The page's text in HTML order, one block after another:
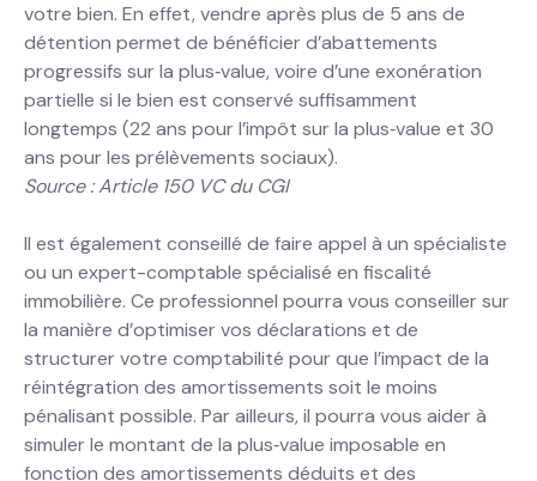
votre bien. En effet, vendre après plus de 5 ans de
détention permet de bénéficier d’abattements
progressifs sur la plus‐value, voire d’une exonération
partielle si le bien est conservé suffisamment
longtemps (22 ans pour l’impôt sur la plus‐value et 30
ans pour les prélèvements sociaux).
Source : Article 150 VC du CGI
Il est également conseillé de faire appel à un spécialiste
ou un expert-comptable spécialisé en fiscalité
immobilière. Ce professionnel pourra vous conseiller sur
la manière d’optimiser vos déclarations et de
structurer votre comptabilité pour que l’impact de la
réintégration des amortissements soit le moins
pénalisant possible. Par ailleurs, il pourra vous aider à
simuler le montant de la plus‐value imposable en
fonction des amortissements déduits et des